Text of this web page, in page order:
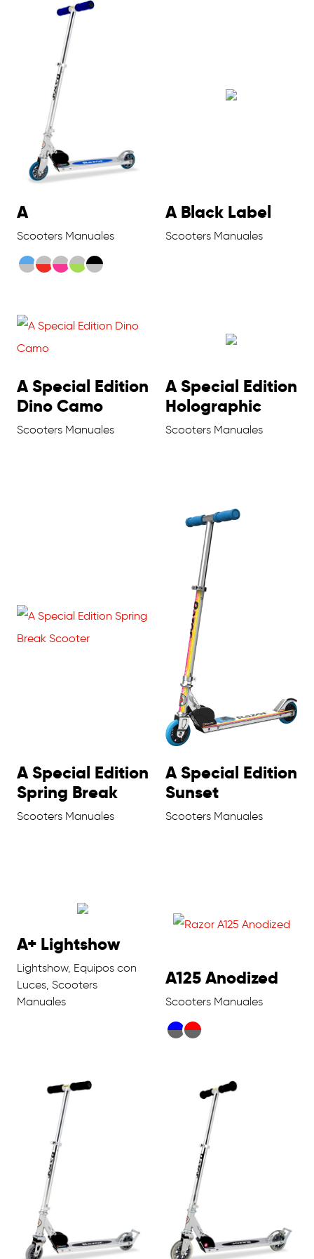
A
Scooters Manuales
A Black Label
Scooters Manuales
A Special Edition
Dino Camo
Scooters Manuales
A Special Edition
Holographic
Scooters Manuales
A Special Edition
Spring Break
Scooters Manuales
A Special Edition
Sunset
Scooters Manuales
A+ Lightshow
Lightshow, Equipos con
Luces, Scooters
Manuales
A125 Anodized
Scooters Manuales